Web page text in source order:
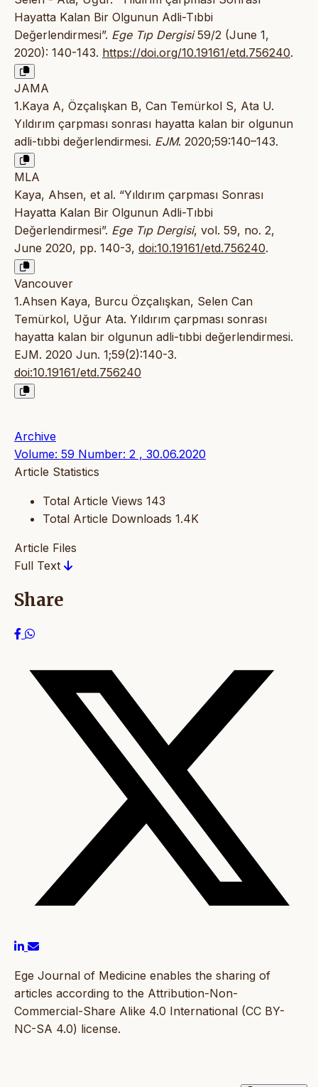
Hayatta Kalan Bir Olgunun Adli-Tıbbi
Değerlendirmesi”. Ege Tıp Dergisi59/2 (June 1,
2020): 140-143. https://doi.org/10.19161/etd.756240.
JAMA
1.Kaya A, Özçalışkan B, Can Temürkol S, Ata U.
Yıldırım çarpması sonrası hayatta kalan bir olgunun
adli-tıbbi değerlendirmesi. EJM. 2020;59:140–143.
MLA
Kaya, Ahsen, et al. “Yıldırım çarpması Sonrası
Hayatta Kalan Bir Olgunun Adli-Tıbbi
Değerlendirmesi”. Ege Tıp Dergisi, vol. 59, no. 2,
June 2020, pp. 140-3, doi:10.19161/etd.756240.
Vancouver
1.Ahsen Kaya, Burcu Özçalışkan, Selen Can
Temürkol, Uğur Ata. Yıldırım çarpması sonrası
hayatta kalan bir olgunun adli-tıbbi değerlendirmesi.
EJM. 2020 Jun. 1;59(2):140-3.
doi:10.19161/etd.756240
Archive
Volume: 59 Number: 2 , 30.06.2020
Article Statistics
Total Article Views 143
Total Article Downloads 1.4K
Article Files
Full Text
Share
Ege Journal of Medicine enables the sharing of
articles according to the Attribution-Non-
Commercial-Share Alike 4.0 International (CC BY-
NC-SA 4.0) license.